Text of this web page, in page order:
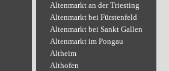
Altenmarkt an der Triesting
Altenmarkt bei Fürstenfeld
Altenmarkt bei Sankt Gallen
Altenmarkt im Pongau
Altheim
Althofen